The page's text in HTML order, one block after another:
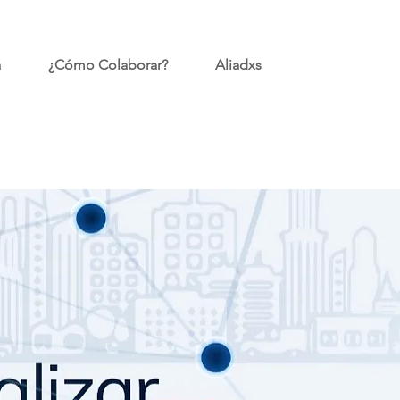
¿Cómo Colaborar? Aliadxs